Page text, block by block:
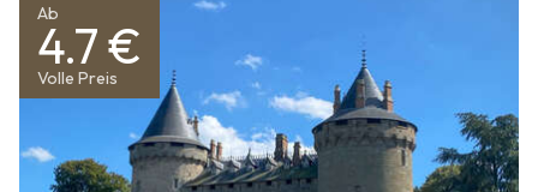
Ab
4.7 €
Volle Preis